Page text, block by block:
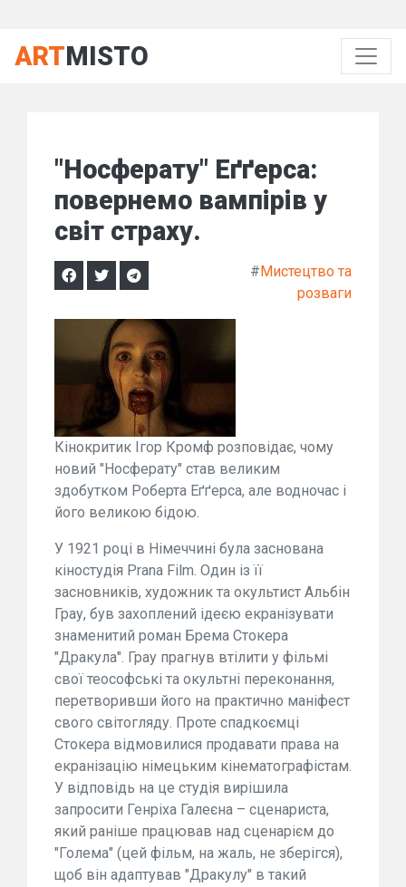
ARTMISTO
"Носферату" Еґґерса:
повернемо вампірів у
світ страху.
#Мистецтво та
розваги
Кінокритик Ігор Кромф розповідає, чому
новий "Носферату" став великим
здобутком Роберта Еґґерса, але водночас і
його великою бідою.
У 1921 році в Німеччині була заснована
кіностудія Prana Film. Один із її
засновників, художник та окультист Альбін
Грау, був захоплений ідеєю екранізувати
знаменитий роман Брема Стокера
"Дракула". Грау прагнув втілити у фільмі
свої теософські та окультні переконання,
перетворивши його на практично маніфест
свого світогляду. Проте спадкоємці
Стокера відмовилися продавати права на
екранізацію німецьким кінематографістам.
У відповідь на це студія вирішила
запросити Генріха Галеєна – сценариста,
який раніше працював над сценарієм до
"Голема" (цей фільм, на жаль, не зберігся),
щоб він адаптував "Дракулу" в такий